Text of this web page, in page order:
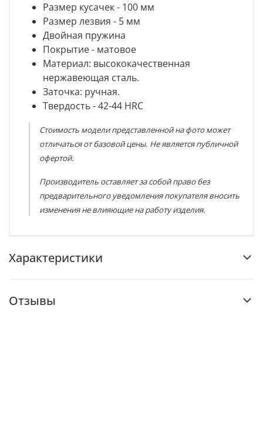
Размер кусачек - 100 мм
Размер лезвия - 5 мм
Двойная пружина
Покрытие - матовое
Материал: высококачественная
нержавеющая сталь.
Заточка: ручная.
Твердость - 42-44 HRC
Стоимость модели представленной на фото может
отличаться от базовой цены. Не является публичной
офертой.
Производитель оставляет за собой право без
предварительного уведомления покупателя вносить
изменения не влияющие на работу изделия.
Характеристики
Отзывы